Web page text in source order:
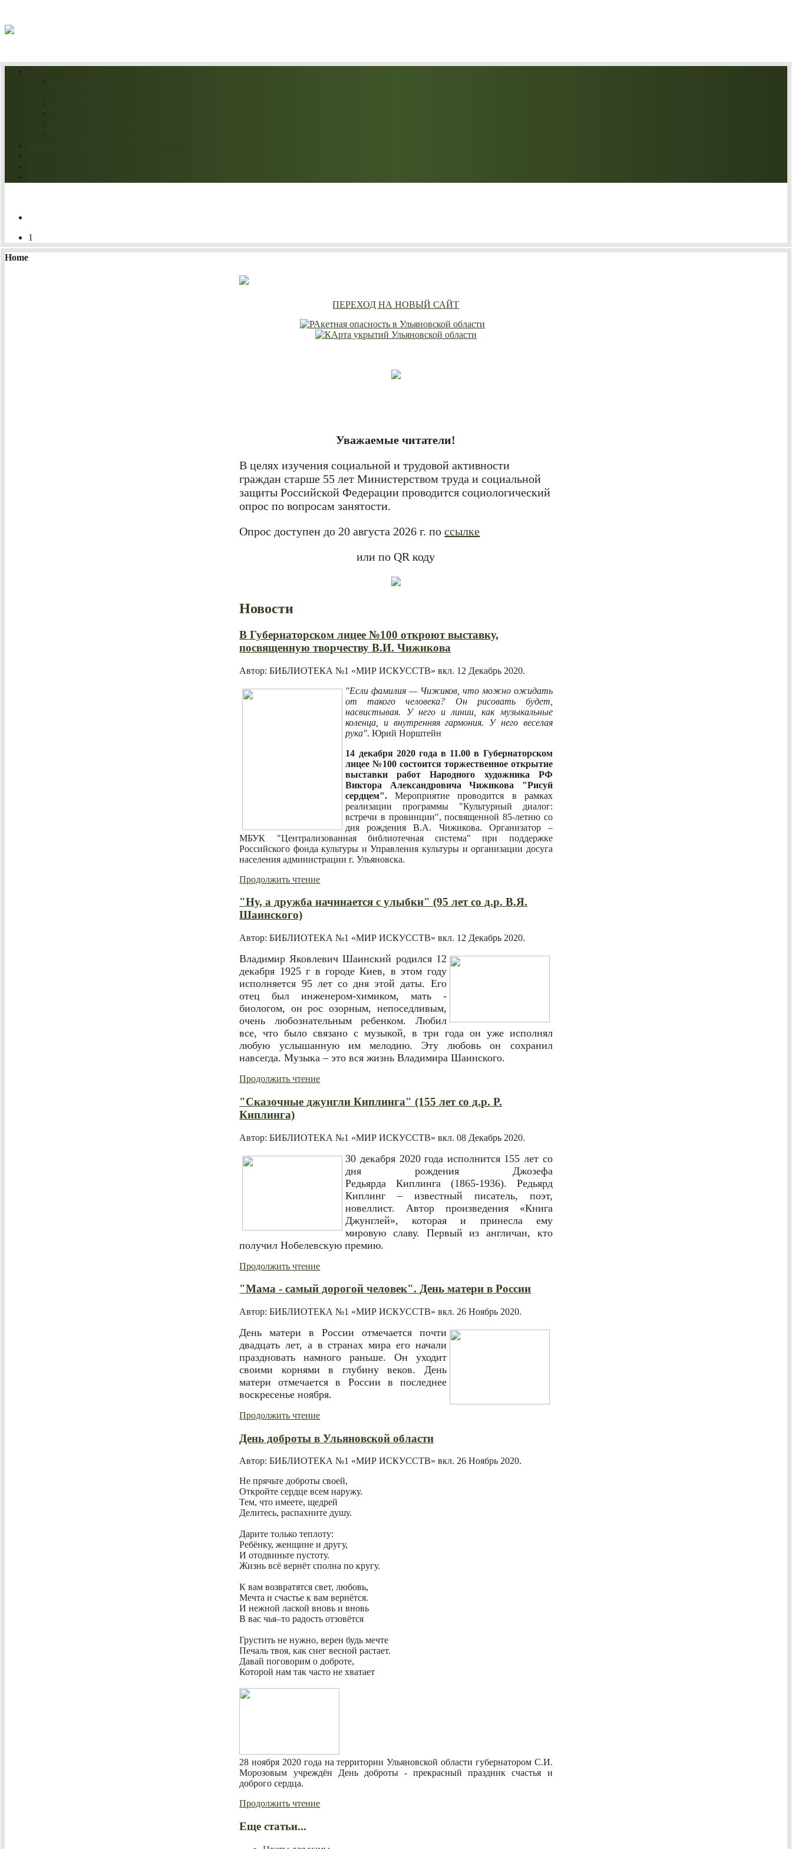
1
Home
ПЕРЕХОД НА НОВЫЙ САЙТ
Уважаемые читатели!
В целях изучения социальной и трудовой активности
граждан старше 55 лет Министерством труда и социальной
защиты Российской Федерации проводится социологический
опрос по вопросам занятости.
Опрос доступен до 20 августа 2026 г. поссылке
или по QR коду
Новости
В Губернаторском лицее №100 откроют выставку,
посвященную творчеству В.И. Чижикова
Автор: БИБЛИОТЕКА №1 «МИР ИСКУССТВ» вкл. 12 Декабрь 2020.
"Если фамилия — Чижиков, что можно ожидать
от такого человека? Он рисовать будет,
насвистывая. У него и линии, как музыкальные
коленца, и внутренняя гармония. У него веселая
рука". Юрий Норштейн
14 декабря 2020 года в 11.00 в Губернаторском
лицее №100 состоится торжественное открытие
выставки работ Народного художника РФ
Виктора Александровича Чижикова "Рисуй
сердцем". Мероприятие проводится в рамках
реализации программы "Культурный диалог:
встречи в провинции", посвященной 85-летию со
дня рождения В.А. Чижикова. Организатор –
МБУК "Централизованная библиотечная система" при поддержке
Российского фонда культуры и Управления культуры и организации досуга
населения администрации г. Ульяновска.
Продолжить чтение
"Ну, а дружба начинается с улыбки" (95 лет со д.р. В.Я.
Шаинского)
Автор: БИБЛИОТЕКА №1 «МИР ИСКУССТВ» вкл. 12 Декабрь 2020.
Владимир Яковлевич Шаинский родился 12
декабря 1925 г в городе Киев, в этом году
исполняется 95 лет со дня этой даты. Его
отец был инженером-химиком, мать -
биологом, он рос озорным, непоседливым,
очень любознательным ребенком. Любил
все, что было связано с музыкой, в три года он уже исполнял
любую услышанную им мелодию. Эту любовь он сохранил
навсегда. Музыка – это вся жизнь Владимира Шаинского.
Продолжить чтение
"Сказочные джунгли Киплинга" (155 лет со д.р. Р.
Киплинга)
Автор: БИБЛИОТЕКА №1 «МИР ИСКУССТВ» вкл.08 Декабрь 2020.
30 декабря 2020 года исполнится 155 лет со
дня рождения Джозефа
Редьярда Киплинга (1865-1936). Редьярд
Киплинг – известный писатель, поэт,
новеллист. Автор произведения «Книга
Джунглей», которая и принесла ему
мировую славу. Первый из англичан, кто
получил Нобелевскую премию.
Продолжить чтение
"Мама - самый дорогой человек". День матери в России
Автор: БИБЛИОТЕКА №1 «МИР ИСКУССТВ» вкл. 26 Ноябрь 2020.
День матери в России отмечается почти
двадцать лет, а в странах мира его начали
праздновать намного раньше. Он уходит
своими корнями в глубину веков. День
матери отмечается в России в последнее
воскресенье ноября.
Продолжить чтение
День доброты в Ульяновской области
Автор: БИБЛИОТЕКА №1 «МИР ИСКУССТВ» вкл. 26 Ноябрь 2020.
Не прячьте доброты своей,
Откройте сердце всем наружу.
Тем, что имеете, щедрей
Делитесь, распахните душу.
Дарите только теплоту:
Ребёнку, женщине и другу,
И отодвиньте пустоту.
Жизнь всё вернёт сполна по кругу.
К вам возвратятся свет, любовь,
Мечта и счастье к вам вернётся.
И нежной лаской вновь и вновь
В вас чья–то радость отзовётся
Грустить не нужно, верен будь мечте
Печаль твоя, как снег весной растает.
Давай поговорим о доброте,
Которой нам так часто не хватает
28 ноября 2020 года на территории Ульяновской области губернатором С.И.
Морозовым учреждён День доброты - прекрасный праздник счастья и
доброго сердца.
Продолжить чтение
Еще статьи...